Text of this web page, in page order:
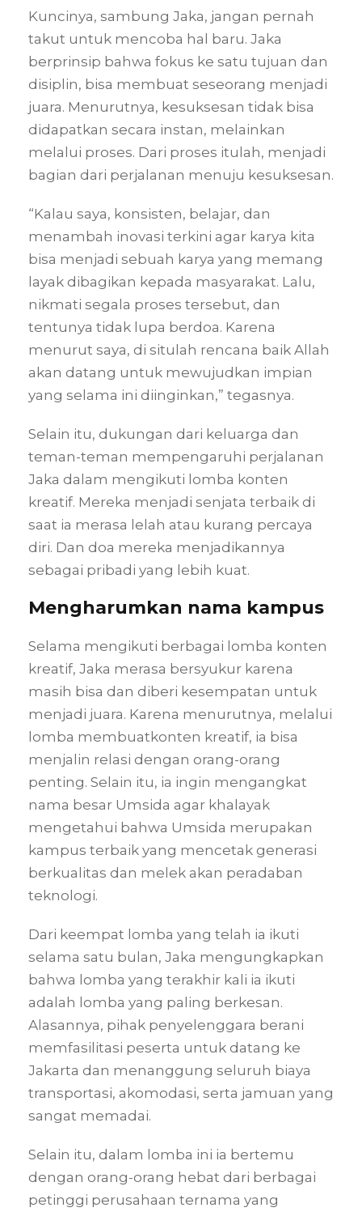
Kuncinya, sambung Jaka, jangan pernah
takut untuk mencoba hal baru. Jaka
berprinsip bahwa fokus ke satu tujuan dan
disiplin, bisa membuat seseorang menjadi
juara. Menurutnya, kesuksesan tidak bisa
didapatkan secara instan, melainkan
melalui proses. Dari proses itulah, menjadi
bagian dari perjalanan menuju kesuksesan.
“Kalau saya, konsisten, belajar, dan
menambah inovasi terkini agar karya kita
bisa menjadi sebuah karya yang memang
layak dibagikan kepada masyarakat. Lalu,
nikmati segala proses tersebut, dan
tentunya tidak lupa berdoa. Karena
menurut saya, di situlah rencana baik Allah
akan datang untuk mewujudkan impian
yang selama ini diinginkan,” tegasnya.
Selain itu, dukungan dari keluarga dan
teman-teman mempengaruhi perjalanan
Jaka dalam mengikuti lomba konten
kreatif. Mereka menjadi senjata terbaik di
saat ia merasa lelah atau kurang percaya
diri. Dan doa mereka menjadikannya
sebagai pribadi yang lebih kuat.
Mengharumkan nama kampus
Selama mengikuti berbagai lomba konten
kreatif, Jaka merasa bersyukur karena
masih bisa dan diberi kesempatan untuk
menjadi juara. Karena menurutnya, melalui
lomba membuatkonten kreatif, ia bisa
menjalin relasi dengan orang-orang
penting. Selain itu, ia ingin mengangkat
nama besar Umsida agar khalayak
mengetahui bahwa Umsida merupakan
kampus terbaik yang mencetak generasi
berkualitas dan melek akan peradaban
teknologi.
Dari keempat lomba yang telah ia ikuti
selama satu bulan, Jaka mengungkapkan
bahwa lomba yang terakhir kali ia ikuti
adalah lomba yang paling berkesan.
Alasannya, pihak penyelenggara berani
memfasilitasi peserta untuk datang ke
Jakarta dan menanggung seluruh biaya
transportasi, akomodasi, serta jamuan yang
sangat memadai.
Selain itu, dalam lomba ini ia bertemu
dengan orang-orang hebat dari berbagai
petinggi perusahaan ternama yang